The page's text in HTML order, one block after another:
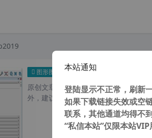
图形图像 草图大师 SketchUp Pro 2021
原创文章，转载请注明： 转载自
外，建议避开晚上的访问高峰期...
本站通知
登陆显示不正常，刷新
如果下载链接失效或空
联系，其他通道均得不
“私信本站”仅限本站